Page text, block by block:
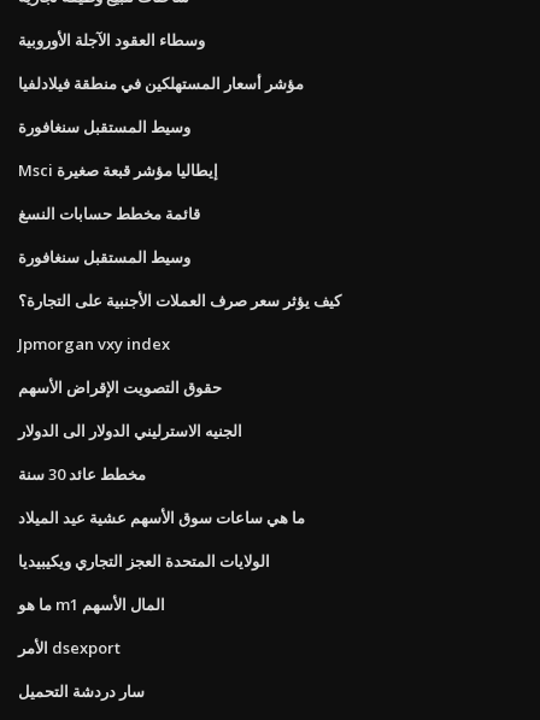
وسطاء العقود الآجلة الأوروبية
مؤشر أسعار المستهلكين في منطقة فيلادلفيا
وسيط المستقبل سنغافورة
Msci إيطاليا مؤشر قبعة صغيرة
قائمة مخطط حسابات النسغ
وسيط المستقبل سنغافورة
كيف يؤثر سعر صرف العملات الأجنبية على التجارة؟
Jpmorgan vxy index
حقوق التصويت الإقراض الأسهم
الجنيه الاسترليني الدولار الى الدولار
مخطط عائد 30 سنة
ما هي ساعات سوق الأسهم عشية عيد الميلاد
الولايات المتحدة العجز التجاري ويكيبيديا
ما هو m1 المال الأسهم
الأمر dsexport
سار دردشة التحميل